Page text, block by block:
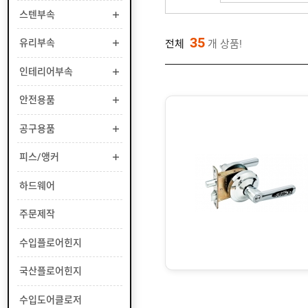
스텐부속
유리부속
인테리어부속
안전용품
공구용품
피스/앵커
하드웨어
주문제작
수입플로어힌지
국산플로어힌지
수입도어클로저
전체 35 개 상품!
어
록
철
도
어
록
목
도
어
록
모
스
락
보